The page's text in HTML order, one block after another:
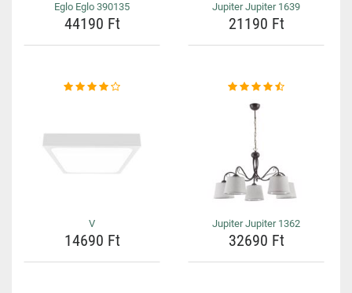
Eglo Eglo 390135
44190 Ft
Jupiter Jupiter 1639
21190 Ft
V
14690 Ft
Jupiter Jupiter 1362
32690 Ft